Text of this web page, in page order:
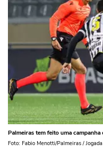
Palmeiras tem feito uma
Foto: Fabio Menotti/Palmeiras /